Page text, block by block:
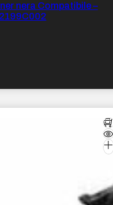
nera Compatibile –